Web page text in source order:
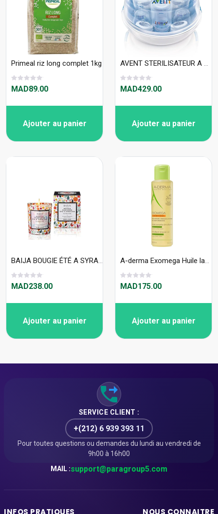
Primeal riz long complet 1kg
MAD89.00
Ajouter au panier
AVENT STERILISATEUR A MICRO ONDE - SCF281/03
MAD429.00
Ajouter au panier
BAIJA BOUGIE ÉTÉ A SYRACUSE 180gr
MAD238.00
Ajouter au panier
A-derma Exomega Huile lavante émolliente anti-grattage 500 ml
MAD175.00
Ajouter au panier
SERVICE CLIENT :
+(212) 6 939 393 11
Pour toutes questions ou demandes du lundi au vendredi de
9h00 à 16h00
MAIL :support@paragroup5.com